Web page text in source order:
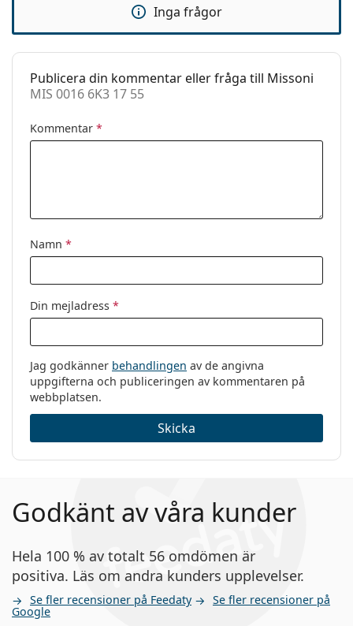
instruktionerna före användning
Nej
Fodral:
Putsduk:
Ja
Övrigt
Kön:
Dam
Inga frågor
Publicera din kommentar eller fråga till Missoni
MIS 0016 6K3 17 55
Kommentar *
Namn *
Din mejladress *
Jag godkänner behandlingen av de angivna
uppgifterna och publiceringen av kommentaren på
webbplatsen.
Skicka
Godkänt av våra kunder
Hela 100 % av totalt 56 omdömen är
positiva. Läs om andra kunders upplevelser.
Se fler recensioner på Feedaty Se fler recensioner på
Google